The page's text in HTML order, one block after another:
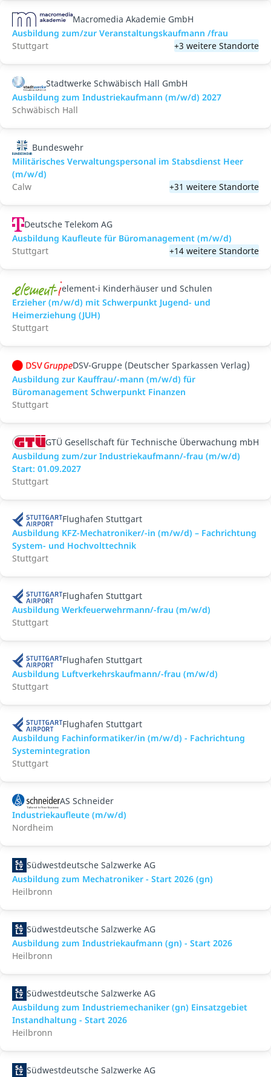
Macromedia Akademie GmbH
Ausbildung zum/zur Veranstaltungs­kaufmann /frau
Stuttgart
+3 weitere Standorte
Stadtwerke Schwäbisch Hall GmbH
Ausbildung zum Industriekaufmann (m/w/d) 2027
Schwäbisch Hall
Bundeswehr
Militärisches Verwaltungspersonal im Stabsdienst Heer
(m/w/d)
Calw
+31 weitere Standorte
Deutsche Telekom AG
Ausbildung Kaufleute für Büromanagement (m/w/d)
Stuttgart
+14 weitere Standorte
element-i Kinderhäuser und Schulen
Erzieher (m/w/d) mit Schwerpunkt Jugend- und
Heimerziehung (JUH)
Stuttgart
DSV-Gruppe (Deutscher Sparkassen Verlag)
Ausbildung zur Kauffrau/-mann (m/w/d) für
Büromanagement Schwerpunkt Finanzen
Stuttgart
GTÜ Gesellschaft für Technische Überwachung mbH
Ausbildung zum/zur Industriekaufmann/-frau (m/w/d)
Start: 01.09.2027
Stuttgart
Flughafen Stuttgart
Ausbildung KFZ-Mechatroniker/-in (m/w/d) – Fachrichtung
System- und Hochvolttechnik
Stuttgart
Flughafen Stuttgart
Ausbildung Werkfeuerwehrmann/-frau (m/w/d)
Stuttgart
Flughafen Stuttgart
Ausbildung Luftverkehrskaufmann/-frau (m/w/d)
Stuttgart
Flughafen Stuttgart
Ausbildung Fachinformatiker/in (m/w/d) - Fachrichtung
Systemintegration
Stuttgart
AS Schneider
Industriekaufleute (m/w/d)
Nordheim
Südwestdeutsche Salzwerke AG
Ausbildung zum Mechatroniker - Start 2026 (gn)
Heilbronn
Südwestdeutsche Salzwerke AG
Ausbildung zum Industriekaufmann (gn) - Start 2026
Heilbronn
Südwestdeutsche Salzwerke AG
Ausbildung zum Industriemechaniker (gn) Einsatzgebiet
Instandhaltung - Start 2026
Heilbronn
Südwestdeutsche Salzwerke AG